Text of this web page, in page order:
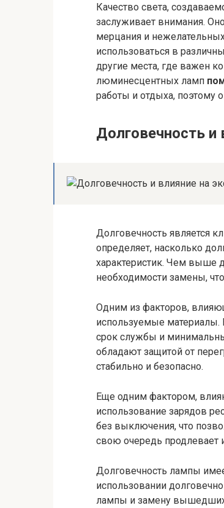
Качество света,
заслуживает внимания.
мерцания и
использоваться в
другие места, где важен
люминесцентных ламп
работы и отдыха, поэтому
Долговечность
Долговечность является
определяет, насколько
характеристик. Чем выше
необходимости замены,
Одним из факторов,
используемые
срок службы и
обладают защитой от
стабильно и безопасно.
Еще одним фактором,
использование зарядов
без выключения, что
свою очередь продлевает
Долговечность лампы
использовании
лампы и замену вышедших